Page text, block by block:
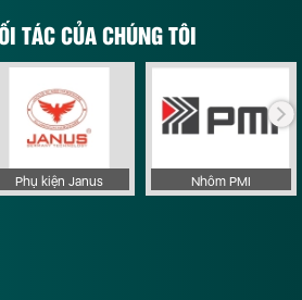
TÁC CỦA CHÚNG TÔI
Phụ kiện Janus Nhôm PMI